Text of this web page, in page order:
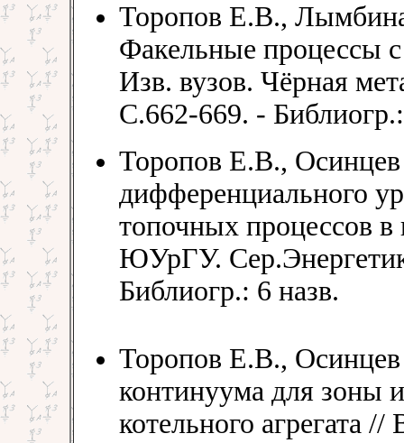
Торопов Е.В.,
Факельные процессы
Изв. вузов. Чёрная
С.662-669. -
Торопов Е.В.,
дифференциального
топочных процессов в
ЮУрГУ.
Библиогр.: 6 назв.
Торопов Е.В.,
континуума для зоны
котельного агрегата